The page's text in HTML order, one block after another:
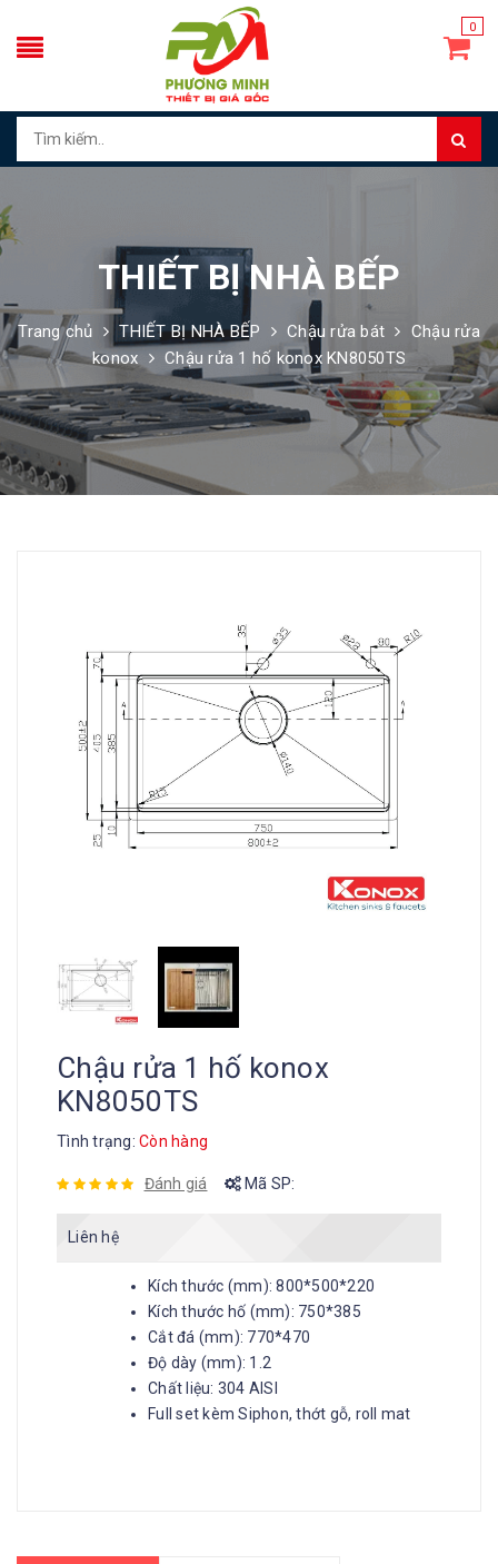
0
THIẾT BỊ NHÀ BẾP
Trang chủ THIẾT BỊ NHÀ BẾP Chậu rửa bát
Chậu rửa
konox
Chậu rửa 1 hố konox KN8050TS
Chậu rửa 1 hố konox
KN8050TS
Tình trạng: Còn hàng
Đánh giá Mã SP:
Liên hệ
Kích thước (mm): 800*500*220
Kích thước hố (mm): 750*385
Cắt đá (mm): 770*470
Độ dày (mm): 1.2
Chất liệu: 304 AISI
Full set kèm Siphon, thớt gỗ, roll mat